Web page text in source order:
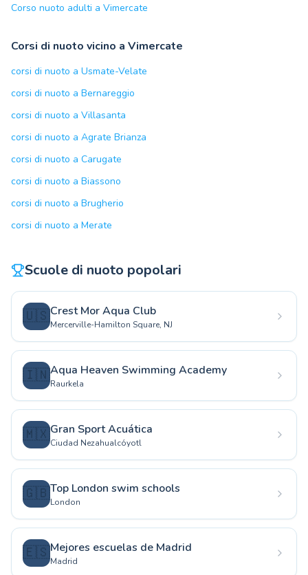
Corso nuoto adulti a Vimercate
Corsi di nuoto vicino a Vimercate
corsi di nuoto a Usmate-Velate
corsi di nuoto a Bernareggio
corsi di nuoto a Villasanta
corsi di nuoto a Agrate Brianza
corsi di nuoto a Carugate
corsi di nuoto a Biassono
corsi di nuoto a Brugherio
corsi di nuoto a Merate
Scuole di nuoto popolari
🇺🇸Crest Mor Aqua Club
Mercerville-Hamilton Square, NJ
🇮🇳Aqua Heaven Swimming Academy
Raurkela
🇲🇽Gran Sport Acuática
Ciudad Nezahualcóyotl
🇬🇧Top London swim schools
London
🇪🇸Mejores escuelas de Madrid
Madrid